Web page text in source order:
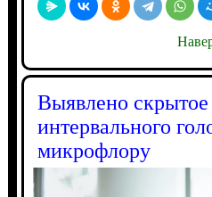
Выявлено скрытое
интервального
микрофлору